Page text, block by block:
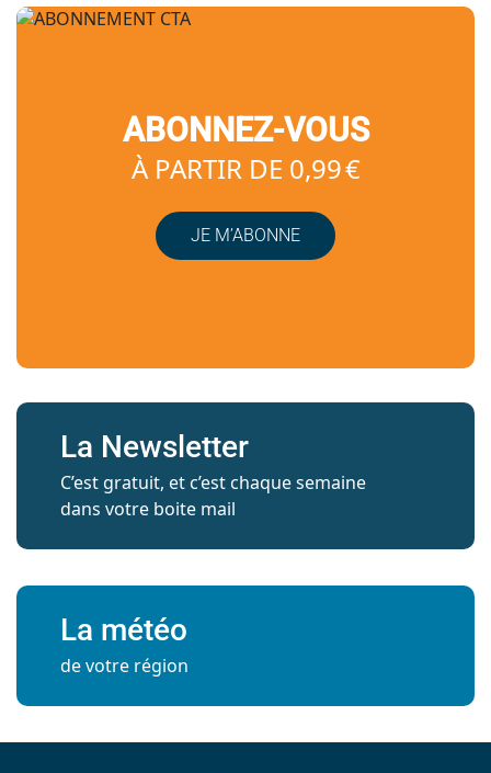
ABONNEZ-VOUS
À PARTIR DE 0,99 €
JE M’ABONNE
La Newsletter
C’est gratuit, et c’est chaque semaine
dans votre boite mail
La météo
de votre région